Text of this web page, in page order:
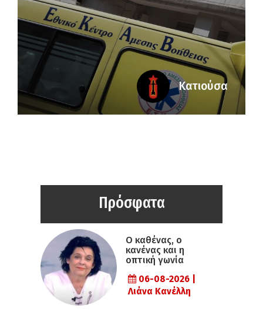
Κατιούσα
Πρόσφατα
Ο καθένας, ο
κανένας και η
οπτική γωνία
06-08-2026 |
Λιάνα Κανέλλη